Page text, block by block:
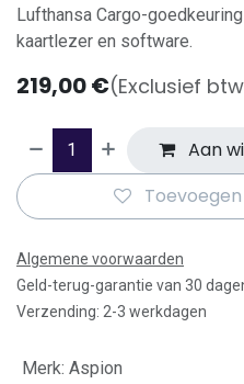
Lufthansa Cargo-
kaartlezer en software.
219,00€(Exclusief
Aan
Algemene voorwaarden
Geld-terug-garantie van 30
Verzending: 2-3 werkdagen
Merk: Aspion